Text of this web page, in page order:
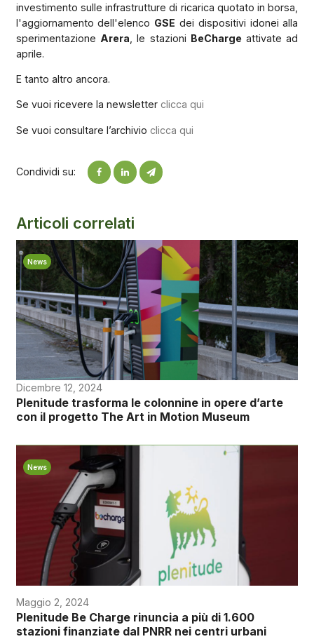
investimento sulle infrastrutture di ricarica quotato in borsa,
l'aggiornamento dell'elenco GSE dei dispositivi idonei alla
sperimentazione Arera , le stazioni BeCharge attivate ad
aprile.
E tanto altro ancora.
Se vuoi ricevere la newsletter clicca qui
Se vuoi consultare l’archivio clicca qui
Condividi su:
Articoli correlati
News
Dicembre 12, 2024
Plenitude trasforma le colonnine in opere d’arte
con il progetto The Art in Motion Museum
News
Maggio 2, 2024
Plenitude Be Charge rinuncia a più di 1.600
stazioni finanziate dal PNRR nei centri urbani